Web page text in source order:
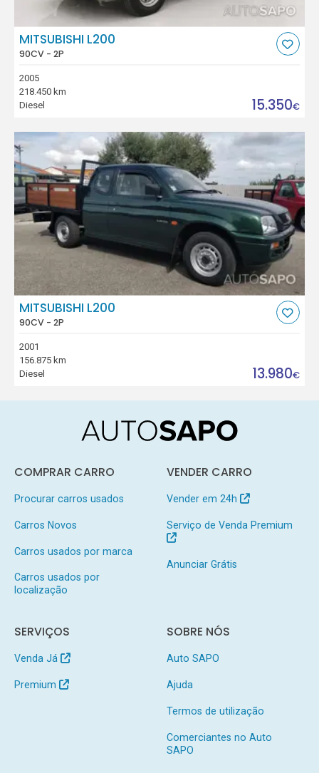
MITSUBISHI L200
90CV - 2P
2005
218.450 km
Diesel
15.350€
MITSUBISHI L200
90CV - 2P
2001
156.875 km
Diesel
13.980€
COMPRAR CARRO
Procurar carros usados
Carros Novos
Carros usados por marca
Carros usados por
localização
VENDER CARRO
Vender em 24h
Serviço de Venda Premium
Anunciar Grátis
SERVIÇOS
Venda Já
Premium
SOBRE NÓS
Auto SAPO
Ajuda
Termos de utilização
Comerciantes no Auto
SAPO